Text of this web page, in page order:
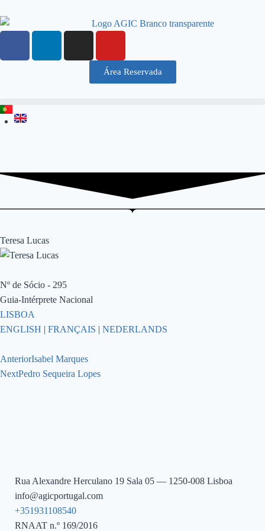
Área Reservada
Teresa Lucas
Nº de Sócio - 295
Guia-Intérprete Nacional
LISBOA
ENGLISH | FRANÇAIS | NEDERLANDS
AnteriorIsabel Marques
NextPedro Sequeira Lopes
Rua Alexandre Herculano 19 Sala 05 — 1250-008 Lisboa
info@agicportugal.com
+351931108540
RNAAT n.º 169/2016